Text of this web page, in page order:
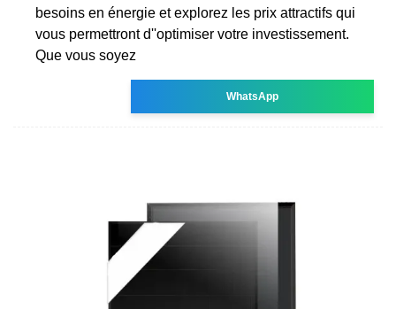
besoins en énergie et explorez les prix attractifs qui
vous permettront d''optimiser votre investissement.
Que vous soyez
WhatsApp